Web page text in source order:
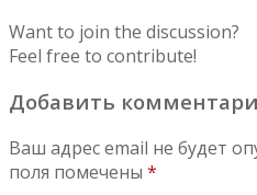
Want to join the discussion?
Feel free to contribute!
Добавить
Ваш адрес email не будет
поля помечены *